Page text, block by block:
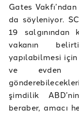
Gates
da söyleniyor.
19
vakanın
yapılabilmesi
ve evden
şimdilik
beraber, amacı